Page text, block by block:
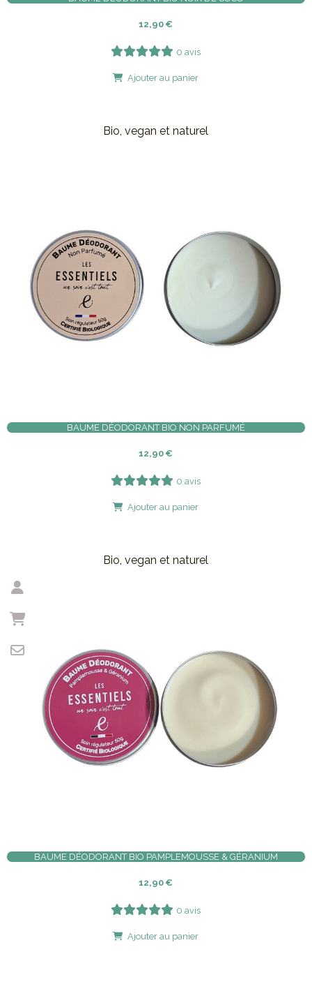
12,90 €
0 avis
Ajouter au panier
Bio, vegan et naturel
BAUME DÉODORANT BIO NON PARFUMÉ
12,90 €
0 avis
Ajouter au panier
Bio, vegan et naturel
BAUME DÉODORANT BIO PAMPLEMOUSSE & GÉRANIUM
12,90 €
0 avis
Ajouter au panier